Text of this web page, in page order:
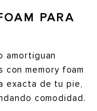
PARA
amortiguan
con memory foam
exacta de tu pie,
comodidad.